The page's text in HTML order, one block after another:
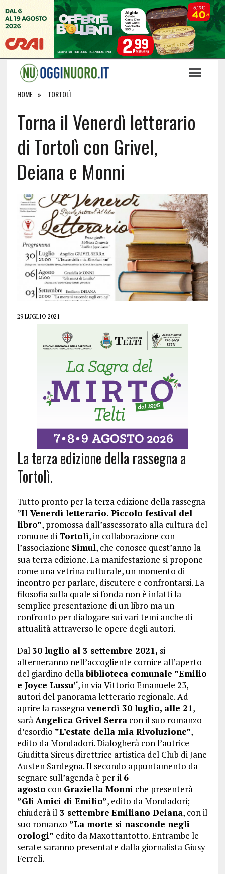
HOME TORTOLÌ
Torna il Venerdì letterario
di Tortolì con Grivel,
Deiana e Monni
29 LUGLIO 2021
La terza edizione della rassegna a
Tortolì.
Tutto pronto per la terza edizione della rassegna
”Il Venerdì letterario. Piccolo festival del
libro”, promossa dall’assessorato alla cultura del
comune di Tortolì, in collaborazione con
l’associazione Simul, che conosce quest’anno la
sua terza edizione. La manifestazione si propone
come una vetrina culturale, un momento di
incontro per parlare, discutere e confrontarsi. La
filosofia sulla quale si fonda non è infatti la
semplice presentazione di un libro ma un
confronto per dialogare sui vari temi anche di
attualità attraverso le opere degli autori.
Dal30 luglio al 3 settembre 2021, si
alterneranno nell’accogliente cornice all’aperto
del giardino dellabiblioteca comunale ”Emilio
e Joyce Lussu’‘, in via Vittorio Emanuele 23,
autori del panorama letterario regionale. Ad
aprire la rassegnavenerdì 30 luglio, alle 21,
saràAngelica Grivel Serracon il suo romanzo
d’esordio ”L’estate della mia Rivoluzione”,
edito da Mondadori. Dialogherà con l’autrice
Giuditta Sireus direttrice artistica del Club di Jane
Austen Sardegna. Il secondo appuntamento da
segnare sull’agenda è per il 6
agosto con Graziella Monni che presenterà
”Gli Amici di Emilio”, edito da Mondadori;
chiuderà il3 settembre Emiliano Deiana, con il
suo romanzo ”La morte si nasconde negli
orologi” edito da Maxottantotto. Entrambe le
serate saranno presentate dalla giornalista Giusy
Ferreli.